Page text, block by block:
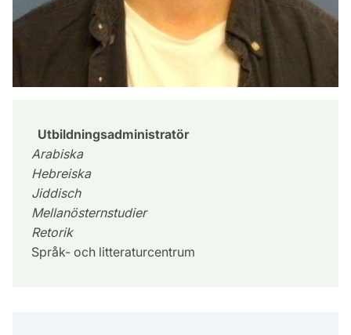
Utbildningsadministratör
Arabiska
Hebreiska
Jiddisch
Mellanösternstudier
Retorik
Språk- och litteraturcentrum